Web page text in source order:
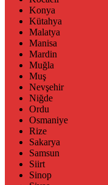
Konya
Kütahya
Malatya
Manisa
Mardin
Muğla
Muş
Nevşehir
Niğde
Ordu
Osmaniye
Rize
Sakarya
Samsun
Siirt
Sinop